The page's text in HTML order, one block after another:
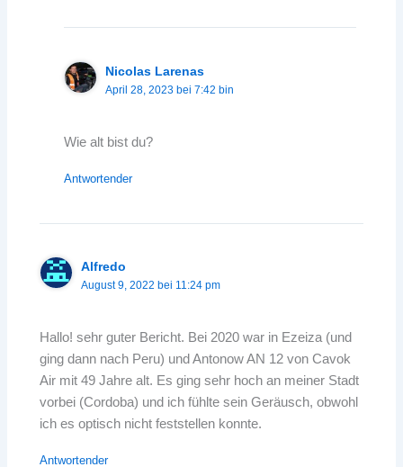
Nicolas Larenas
April 28, 2023 bei 7:42 bin
Wie alt bist du?
Antwortender
Alfredo
August 9, 2022 bei 11:24 pm
Hallo! sehr guter Bericht. Bei 2020 war in Ezeiza (und
ging dann nach Peru) und Antonow AN 12 von Cavok
Air mit 49 Jahre alt. Es ging sehr hoch an meiner Stadt
vorbei (Cordoba) und ich fühlte sein Geräusch, obwohl
ich es optisch nicht feststellen konnte.
Antwortender